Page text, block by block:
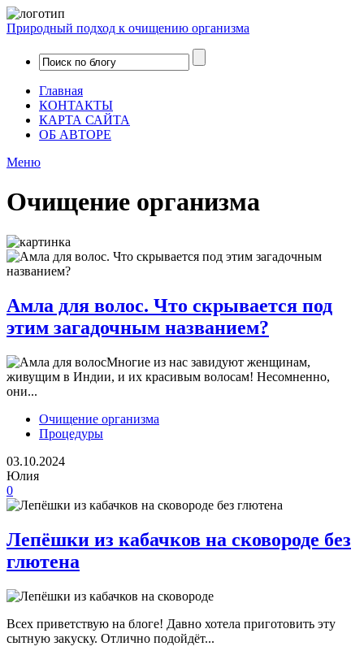
Природный подход к очищению организма
Главная
КОНТАКТЫ
КАРТА САЙТА
ОБ АВТОРЕ
Меню
Очищение организма
Амла для волос. Что скрывается под
этим загадочным названием?
Многие из нас завидуют женщинам,
живущим в Индии, и их красивым волосам! Несомненно,
они...
Очищение организма
Процедуры
03.10.2024
Юлия
0
Лепёшки из кабачков на сковороде без
глютена
Всех приветствую на блоге! Давно хотела приготовить эту
сытную закуску. Отлично подойдёт...